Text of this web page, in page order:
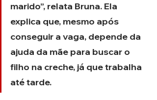
marido”, relata Bruna. Ela
explica que, mesmo após
conseguir a vaga, depende da
ajuda da mãe para buscar o
filho na creche, já que trabalha
até tarde.